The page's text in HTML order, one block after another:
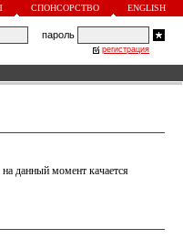
СПОНСОРСТВО ENGLISH
пароль
регистрация
данный момент качается